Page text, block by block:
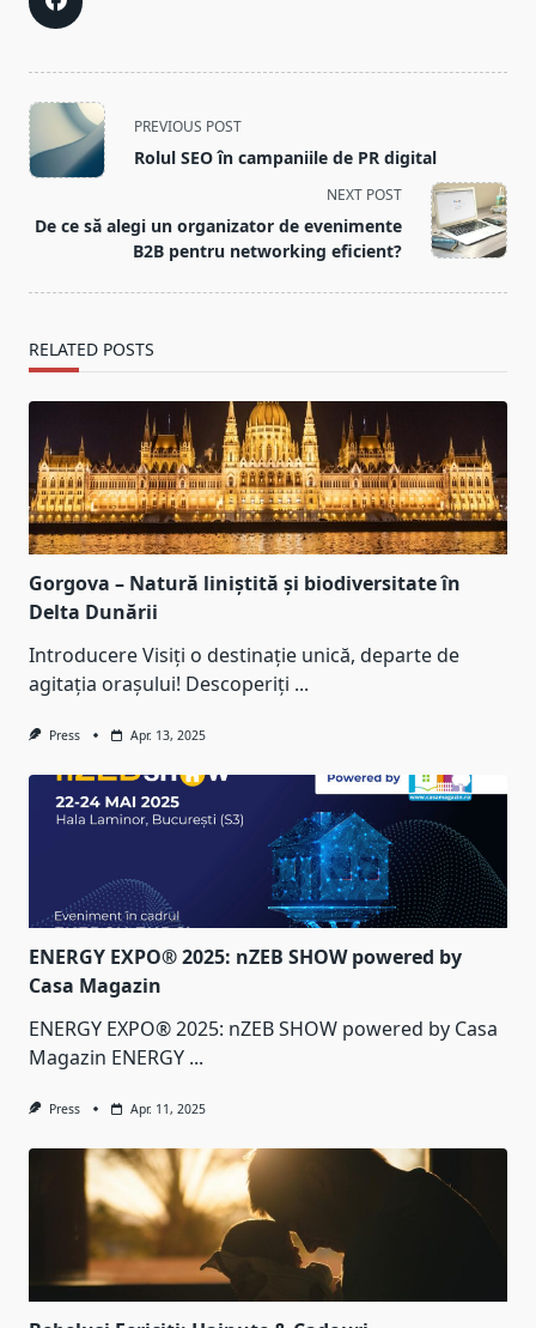
<span
class="nav-
subtitle
reader-
text">Page</span>
PREVIOUS POST
Rolul SEO în campaniile de PR digital
NEXT POST
De ce să alegi un organizator de evenimente
B2B pentru networking eficient?
RELATED POSTS
Gorgova – Natură liniștită și biodiversitate în
Delta Dunării
Introducere Visiți o destinație unică, departe de
agitația orașului! Descoperiți ...
Press Apr. 13, 2025
ENERGY EXPO® 2025: nZEB SHOW powered by
Casa Magazin
ENERGY EXPO® 2025: nZEB SHOW powered by Casa
Magazin ENERGY ...
Press Apr. 11, 2025